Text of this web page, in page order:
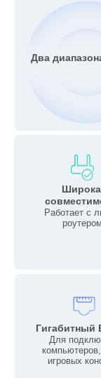
Два
Работает с
Гигабитный
Для
игровых